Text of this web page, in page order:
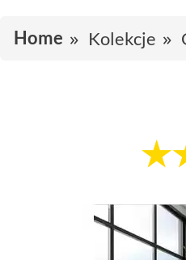
Home Kolekcje